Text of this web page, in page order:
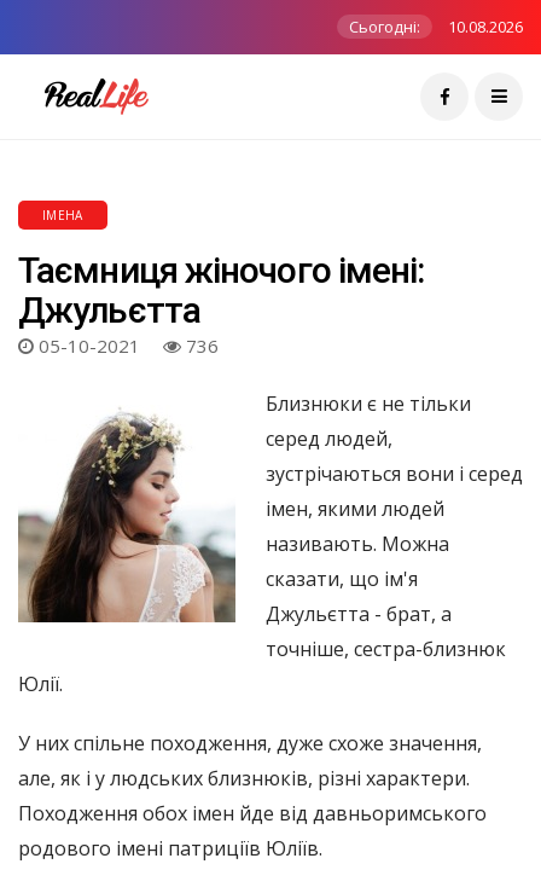
Сьогодні: 10.08.2026
ІМЕНА
Таємниця жіночого імені:
Джульєтта
05-10-2021 736
Близнюки є не тільки
серед людей,
зустрічаються вони і серед
імен, якими людей
називають. Можна
сказати, що ім'я
Джульєтта - брат, а
точніше, сестра-близнюк
Юлії.
У них спільне походження, дуже схоже значення,
але, як і у людських близнюків, різні характери.
Походження обох імен йде від давньоримського
родового імені патриціїв Юліїв.